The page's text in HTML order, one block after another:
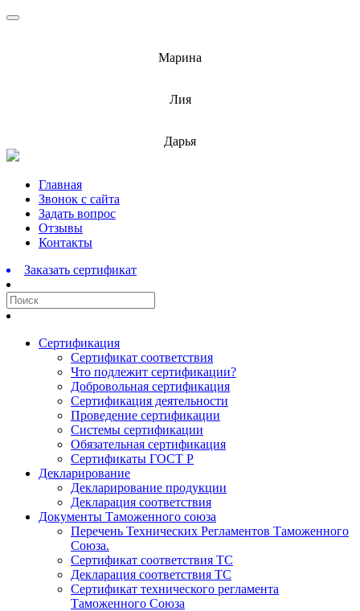
Марина
Лия
Дарья
Перейти
содержимому
Главная
Звонок с сайта
Задать вопрос
Отзывы
Контакты
Заказать сертификат
Сертификация
Сертификат соответствия
Что подлежит сертификации?
Добровольная сертификация
Сертификация деятельности
Проведение сертификации
Системы сертификации
Обязательная сертификация
Сертификаты ГОСТ Р
Декларирование
Декларирование продукции
Декларация соответствия
Документы Таможенного союза
Перечень Технических Регламентов Таможенного
Союза.
Сертификат соответствия ТС
Декларация соответствия ТС
Сертификат технического регламента
Таможенного Союза